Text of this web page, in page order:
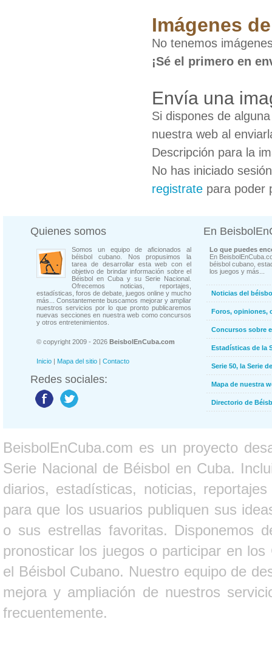
Imágenes
No tenemos
¡Sé el primero en
Envía una
Si dispones de
nuestra web al
Descripción para la
No has iniciado
registrate para poder
Quienes somos
Somos un equipo de aficionados al
béisbol cubano. Nos propusimos la
tarea de desarrollar esta web con el
objetivo de brindar información sobre el
Béisbol en Cuba y su Serie Nacional.
Ofrecemos noticias, reportajes,
estadísticas, foros de debate, juegos online y mucho
más... Constantemente buscamos mejorar y ampliar
nuestros servicios por lo que pronto publicaremos
nuevas secciones en nuestra web como concursos
y otros entretenimientos.
© copyright 2009 - 2026 BeisbolEnCuba.com
Inicio | Mapa del sitio | Contacto
Redes sociales:
En
Lo que puedes
En
béisbol cubano,
los juegos y más...
Noticias del
Foros, opiniones,
Concursos sobre
Estadísticas de la
Serie 50, la Serie
Mapa de nuestra
Directorio de
BeisbolEnCuba.com es un proyecto
Serie Nacional de Béisbol en Cuba.
diarios, estadísticas, noticias,
para que los usuarios publiquen sus
o sus estrellas favoritas. Disponemos
pronosticar los juegos o participar en
el Béisbol Cubano. Nuestro equipo de
mejora y ampliación de nuestros
frecuentemente.